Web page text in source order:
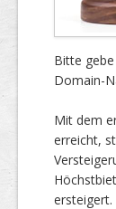
Bitte
Domain-
Mit dem
erreicht,
ersteigert.